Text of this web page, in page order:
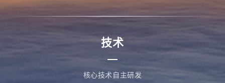
技术
核心技术自主研发